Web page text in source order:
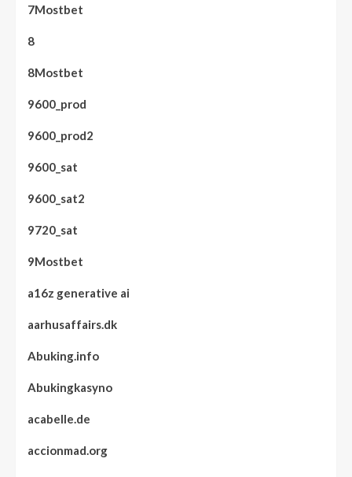
7Mostbet
8
8Mostbet
9600_prod
9600_prod2
9600_sat
9600_sat2
9720_sat
9Mostbet
a16z generative ai
aarhusaffairs.dk
Abuking.info
Abukingkasyno
acabelle.de
accionmad.org